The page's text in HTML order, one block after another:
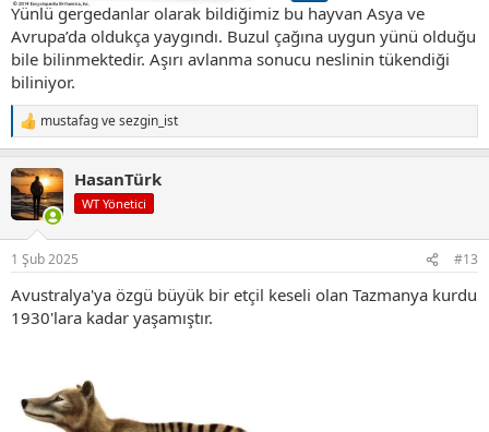
Yünlü gergedanlar olarak bildiğimiz bu hayvan Asya ve
Avrupa’da oldukça yaygındı. Buzul çağına uygun yünü olduğu
bile bilinmektedir. Aşırı avlanma sonucu neslinin tükendiği
biliniyor.
T
e
k
i
l
mustafagvesezgin_ist
HasanTürk
WT Yönetici
1 Şub 2025 #13
Avustralya'ya özgü büyük bir etçil keseli olan Tazmanya kurdu
1930'lara kadar yaşamıştır.